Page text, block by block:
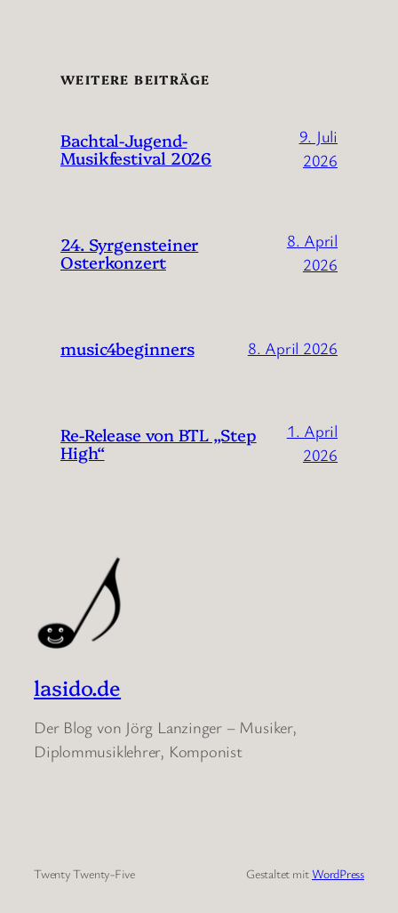
WEITERE BEITRÄGE
Bachtal-Jugend-
Musikfestival 2026
9. Juli
2026
24. Syrgensteiner
Osterkonzert
8. April
2026
music4beginners 8. April 2026
Re-Release von BTL „Step
High“
1. April
2026
lasido.de
Der Blog von Jörg Lanzinger – Musiker,
Diplommusiklehrer, Komponist
Twenty Twenty-Five Gestaltet mit WordPress